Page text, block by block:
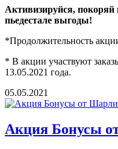
Активизируйся, покоряй
пьедестале выгоды!
*Продолжительность
* В акции участвуют
13.05.2021 года.
05.05.2021
Акция Бонусы